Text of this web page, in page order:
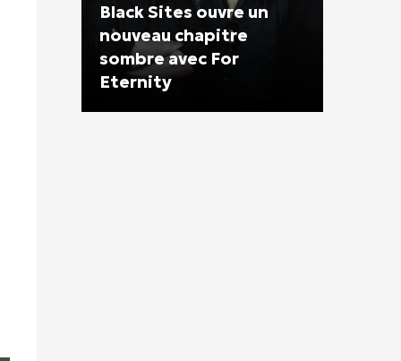
Black Sites ouvre un
nouveau chapitre
sombre avec For
Eternity